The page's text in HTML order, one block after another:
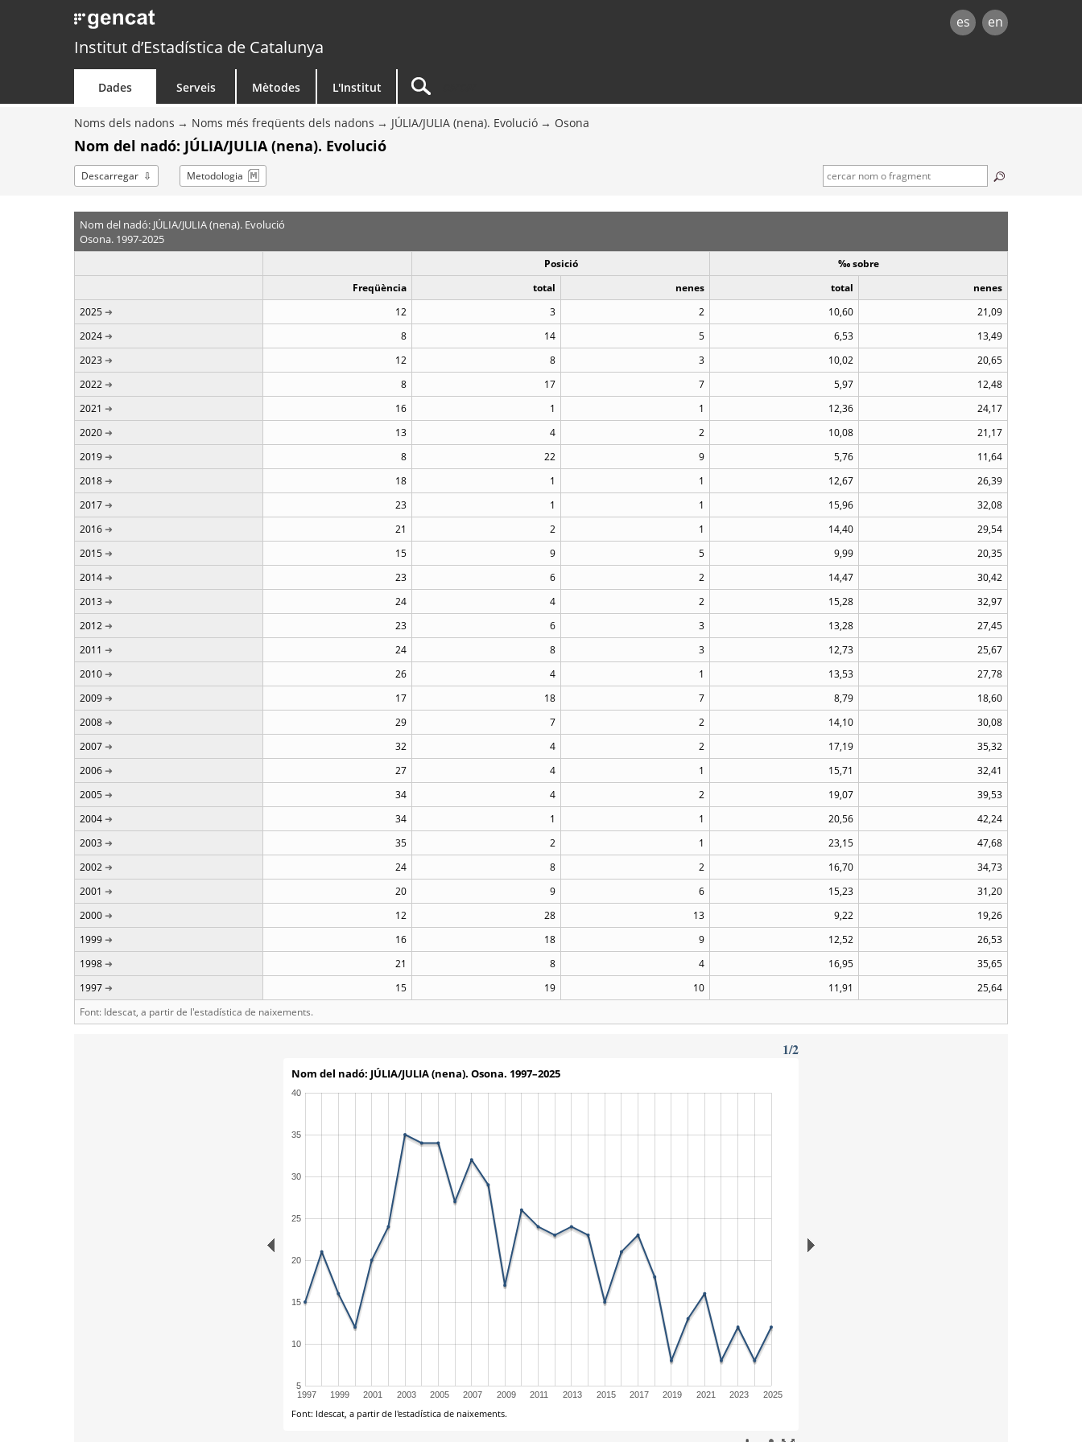
es en
Institut d’Estadística de Catalunya
Dades Serveis Mètodes L'Institut
Noms dels nadons Noms més freqüents dels nadons JÚLIA/JULIA (nena). Evolució Osona
Nom del nadó: JÚLIA/JULIA (nena). Evolució
Descarregar Metodologia
Nom del nadó: JÚLIA/JULIA (nena). Evolució
Osona. 1997-2025
Posició
‰ sobre
Freqüència
total nenes total
nenes
2025
12 3 2 10,60
21,09
2024
8 14 5 6,53
13,49
2023
12 8 3 10,02
20,65
2022
8 17 7 5,97
12,48
2021
16 1 1 12,36
24,17
2020
13 4 2 10,08
21,17
2019
8 22 9 5,76
11,64
2018
18 1 1 12,67
26,39
2017
23 1 1 15,96
32,08
2016
21 2 1 14,40
29,54
2015
15 9 5 9,99
20,35
2014
23 6 2 14,47
30,42
2013
24 4 2 15,28
32,97
2012
23 6 3 13,28
27,45
2011
24 8 3 12,73
25,67
2010
26 4 1 13,53
27,78
2009
17 18 7 8,79
18,60
2008
29 7 2 14,10
30,08
2007
32 4 2 17,19
35,32
2006
27 4 1 15,71
32,41
2005
34 4 2 19,07
39,53
2004
34 1 1 20,56
42,24
2003
35 2 1 23,15
47,68
2002
24 8 2 16,70
34,73
2001
20 9 6 15,23
31,20
2000
12 28 13 9,22
19,26
1999
16 18 9 12,52
26,53
1998
21 8 4 16,95
35,65
1997
15 19 10 11,91
25,64
Font: Idescat, a partir de l'estadística de naixements.